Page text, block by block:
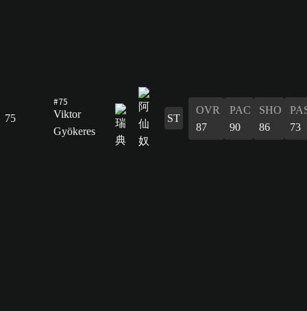
75
#75
Viktor
Gyökeres
ST
OVR
87
PAC
90
SHO
86
73